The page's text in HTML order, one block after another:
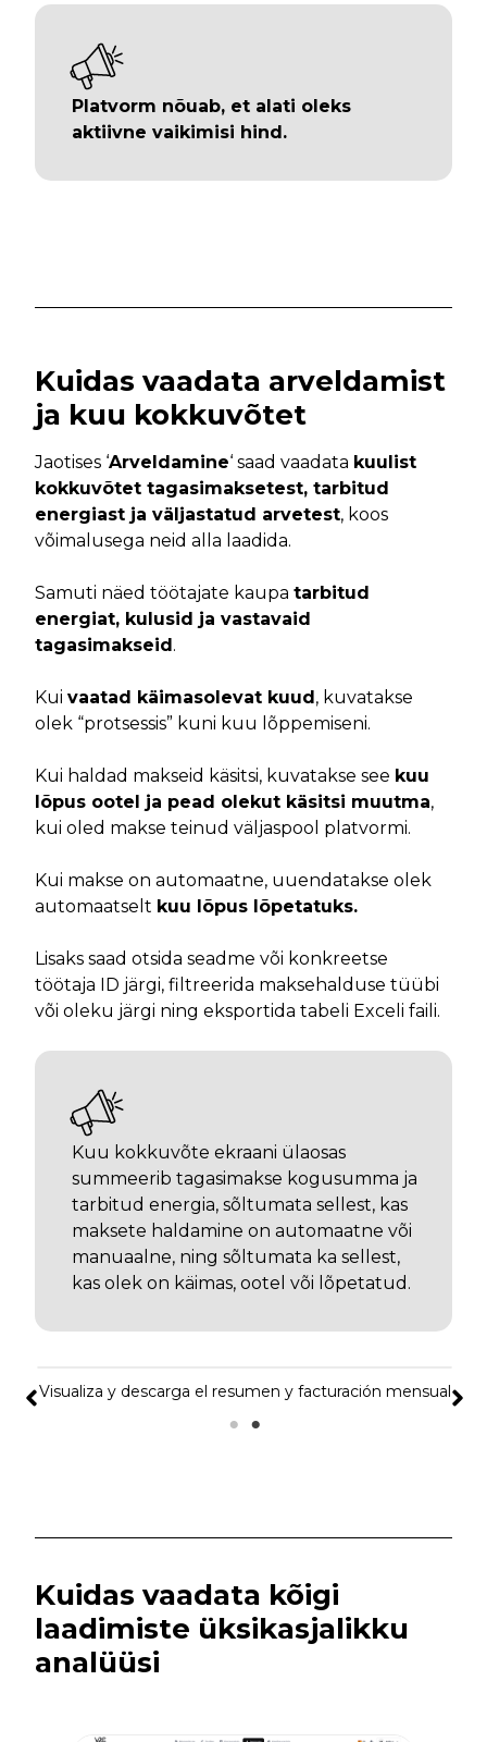
Platvorm nõuab, et alati oleks
aktiivne vaikimisi hind.
Kuidas vaadata arveldamist
ja kuu kokkuvõtet
Jaotises ‘Arveldamine‘ saad vaadata kuulist
kokkuvõtet tagasimaksetest, tarbitud
energiast ja väljastatud arvetest, koos
võimalusega neid alla laadida.
Samuti näed töötajate kaupa tarbitud
energiat, kulusid ja vastavaid
tagasimakseid .
Kui vaatad käimasolevat kuud , kuvatakse
olek “protsessis” kuni kuu lõppemiseni.
Kui haldad makseid käsitsi, kuvatakse see kuu
lõpus ootel ja pead olekut käsitsi muutma,
kui oled makse teinud väljaspool platvormi.
Kui makse on automaatne, uuendatakse olek
automaatselt kuu lõpus lõpetatuks.
Lisaks saad otsida seadme või konkreetse
töötaja ID järgi, filtreerida maksehalduse tüübi
või oleku järgi ning eksportida tabeli Exceli faili.
Kuu kokkuvõte ekraani ülaosas
summeerib tagasimakse kogusumma ja
tarbitud energia, sõltumata sellest, kas
maksete haldamine on automaatne või
manuaalne, ning sõltumata ka sellest,
kas olek on käimas, ootel või lõpetatud.
Visualiza y descarga el resumen y facturación mensual
Kuidas vaadata kõigi
laadimiste üksikasjalikku
analüüsi